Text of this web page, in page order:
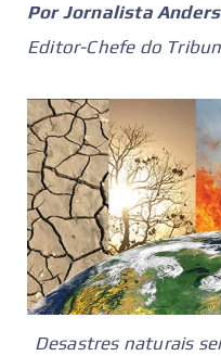
Por Jornalista
Editor-Chefe do
Desastres naturais